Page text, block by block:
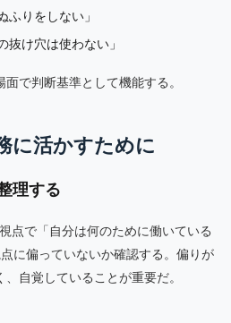
ふりをしない」
抜け穴は使わない」
で判断基準として機能する。
に活かすために
理する
で「自分は何のために働いている
に偏っていないか確認する。偏りが
自覚していることが重要だ。